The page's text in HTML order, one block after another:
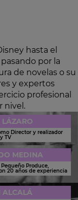
hasta el
por la
de novelas o su
y expertos
profesional
nivel.
LÁZARO
Director y realizador
TV
MEDINA
Produce,
20 años de experiencia
ALCALÁ